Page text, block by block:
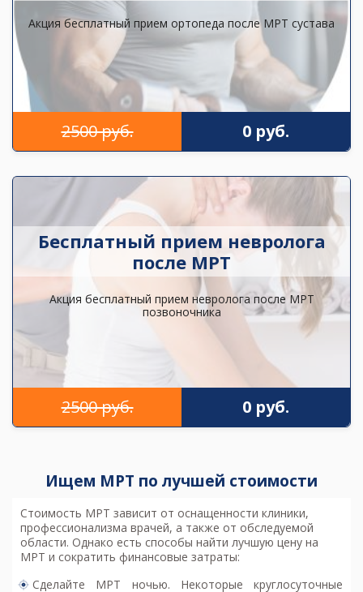
Акция бесплатный прием ортопеда после МРТ сустава
2500 руб. 0 руб.
Бесплатный прием невролога
после МРТ
Акция бесплатный прием невролога после МРТ
позвоночника
2500 руб. 0 руб.
Ищем МРТ по лучшей стоимости
Стоимость МРТ зависит от оснащенности клиники,
профессионализма врачей, а также от обследуемой
области. Однако есть способы найти лучшую цену на
МРТ и сократить финансовые затраты:
Сделайте МРТ ночью. Некоторые круглосуточные